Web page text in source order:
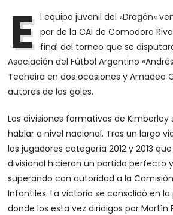
E l equipo juvenil del «Dragón»
par de la CAI de Comodoro
final del torneo que se
Asociación del Fútbol Argentino
Techeira en dos ocasiones y Amadeo
autores de los goles.
Las divisiones formativas de Kimberley
hablar a nivel nacional. Tras un largo
los jugadores categoría 2012 y 2013
divisional hicieron un partido perfecto
superando con autoridad a la
Infantiles. La victoria se consolidó en
donde los esta vez diridigos por Martín